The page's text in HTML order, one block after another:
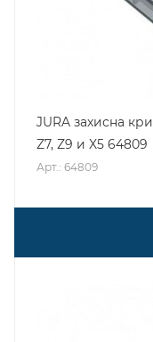
JURA захисна
Z7, Z9 и X5 64809
Арт.: 64809